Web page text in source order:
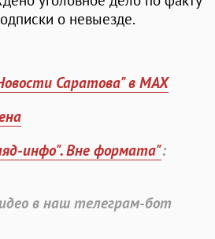
о невыезде.
Саратова" в MAX
инфо". Вне формата":
в наш телеграм-бот